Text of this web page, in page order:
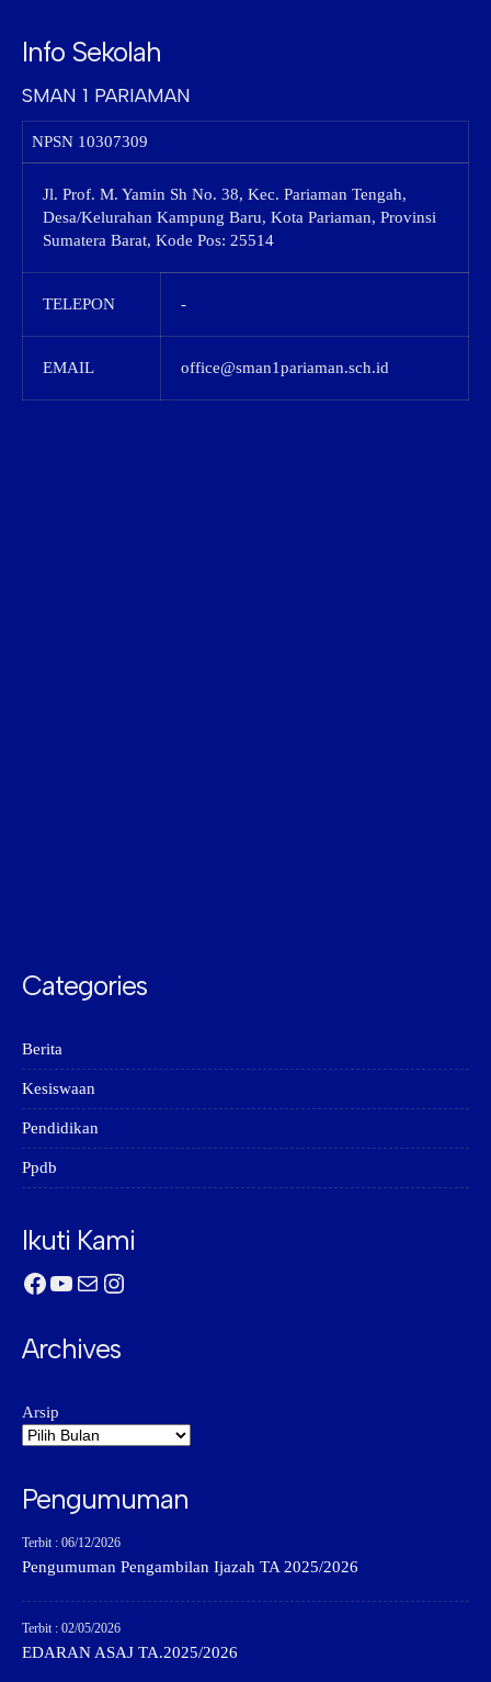
Info Sekolah
SMAN 1 PARIAMAN
NPSN 10307309
Jl. Prof. M. Yamin Sh No. 38, Kec. Pariaman Tengah,
Desa/Kelurahan Kampung Baru, Kota Pariaman, Provinsi
Sumatera Barat, Kode Pos: 25514
TELEPON -
EMAIL office@sman1pariaman.sch.id
Categories
Berita
Kesiswaan
Pendidikan
Ppdb
Ikuti Kami
Facebook
YouTube
MailInstagram
Archives
Arsip
Pengumuman
Terbit : 06/12/2026
Pengumuman Pengambilan Ijazah TA 2025/2026
Terbit : 02/05/2026
EDARAN ASAJ TA.2025/2026